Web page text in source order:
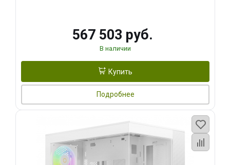
567 503 руб.
В наличии
Купить
Подробнее